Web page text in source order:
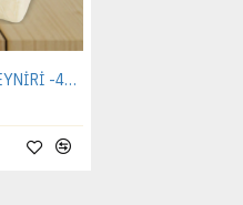
URFARM FETA PEYNİRİ -400GR-